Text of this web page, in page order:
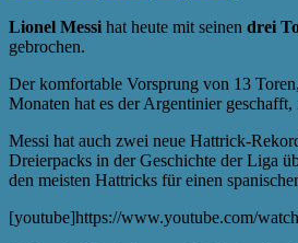
Lionel Messi hat heute mit seinen drei
gebrochen.
Der komfortable Vorsprung von 13
Monaten hat es der Argentinier
Messi hat auch zwei neue Hattrick-
Dreierpacks in der Geschichte der Liga
den meisten Hattricks für einen
[youtube]https://www.youtube.com/